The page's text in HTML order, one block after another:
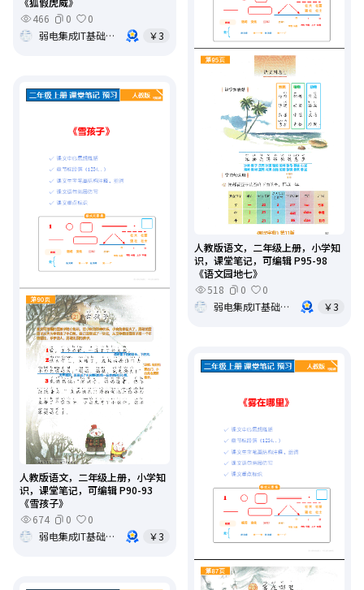
466
0
0
弱电集成IT基础架构运维
￥3
人教版语文，二年级上册，小学知
识，课堂笔记，可编辑 P95-98
《语文园地七》
518
0
0
弱电集成IT基础架构运维
￥3
人教版语文，二年级上册，小学知
识，课堂笔记，可编辑 P90-93
《雪孩子》
674
0
0
弱电集成IT基础架构运维
￥3